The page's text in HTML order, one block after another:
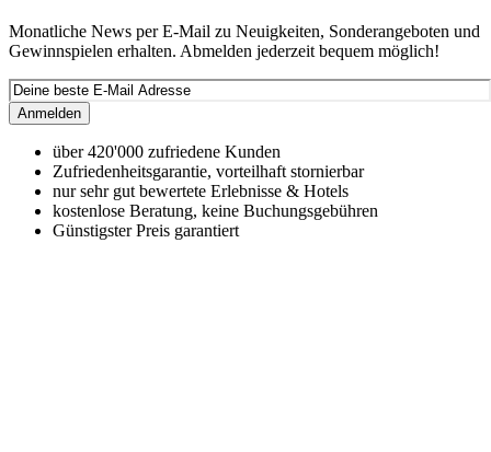
Monatliche News per E-Mail zu Neuigkeiten, Sonderangeboten und
Gewinnspielen erhalten. Abmelden jederzeit bequem möglich!
Anmelden
über 420'000 zufriedene Kunden
Zufriedenheitsgarantie, vorteilhaft stornierbar
nur sehr gut bewertete Erlebnisse & Hotels
kostenlose Beratung, keine Buchungsgebühren
Günstigster Preis garantiert